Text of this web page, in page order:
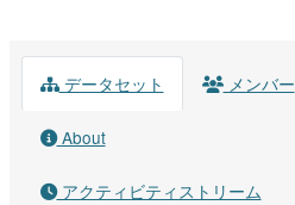
データセット メンバー
About
アクティビティストリーム